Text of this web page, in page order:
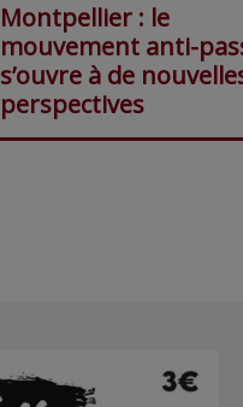
Montpellier : le
mouvement anti-
s’ouvre à de
perspectives